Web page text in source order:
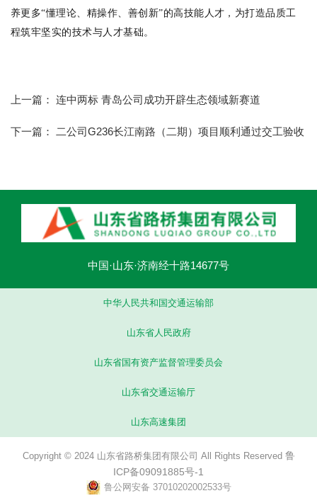
养更多“懂理论、精操作、善创新”的高技能人才，为打造品质工
程筑牢坚实的技术与人才基础。
上一篇： 连中两标 青岛公司成功开辟生态领域新赛道
下一篇： 二公司G236长江南路（二期）项目顺利通过交工验收
中国·山东·济南经十路14677号
中华人民共和国交通运输部
山东省人民政府
山东省国有资产监督管理委员会
山东省交通运输厅
山东高速集团
Copyright © 2024 山东省路桥集团有限公司 All Rights Reserved 鲁
ICP备09091885号-1
鲁公网安备 37010202002533号